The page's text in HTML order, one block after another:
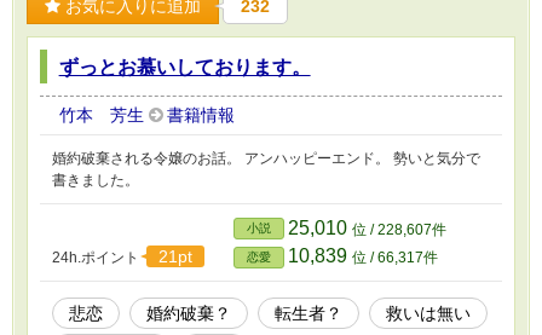
お気に入りに追加 232
ずっとお慕いしております。
竹本 芳生 書籍情報
婚約破棄される令嬢のお話。 アンハッピーエンド。 勢いと気分で
書きました。
24h.ポイント 21pt
小説 25,010 位 / 228,607件
恋愛 10,839 位 / 66,317件
悲恋 婚約破棄？ 転生者？ 救いは無い